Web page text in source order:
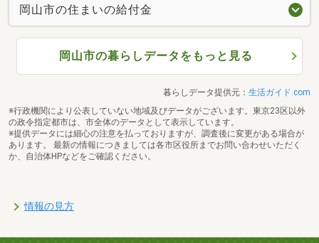
岡山市の住まいの給付金
岡山市の暮らしデータをもっと見る
暮らしデータ提供元： 生活ガイド.com
※行政機関により公表していない地域及びデータがございます。東京23区以外
の政令指定都市は、市全体のデータとして表示しています。
※提供データには細心の注意を払っておりますが、調査後に変更がある場合が
あります。 最新の情報につきましては各市区役所までお問い合わせいただく
か、自治体HPなどをご確認ください。
情報の見方